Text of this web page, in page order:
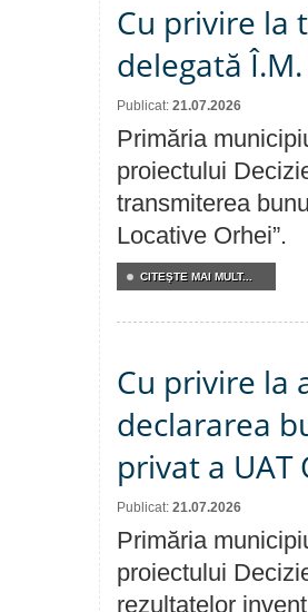
Cu privire la
delegată
Publicat: 21.07.2026
Primăria
proiectului
transmiterea
Locative Orhei”.
CITEŞTE MAI MULT...
Cu privire la
declararea
privat a UAT
Publicat: 21.07.2026
Primăria
proiectului
rezultatelor